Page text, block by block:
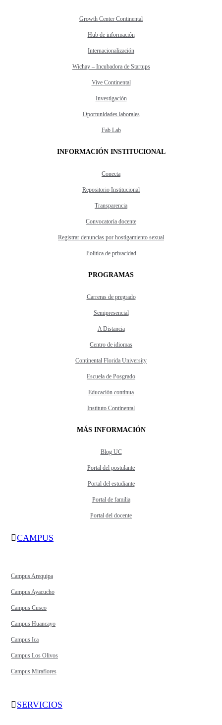
Growth Center Continental
Hub de información
Internacionalización
Wichay – Incubadora de Startups
Vive Continental
Investigación
Oportunidades laborales
Fab Lab
INFORMACIÓN INSTITUCIONAL
Conecta
Repositorio Institucional
Transparencia
Convocatoria docente
Registrar denuncias por hostigamiento sexual
Política de privacidad
PROGRAMAS
Carreras de pregrado
Semipresencial
A Distancia
Centro de idiomas
Continental Florida University
Escuela de Posgrado
Educación continua
Instituto Continental
MÁS INFORMACIÓN
Blog UC
Portal del postulante
Portal del estudiante
Portal de familia
Portal del docente
CAMPUS
Campus Arequipa
Campus Ayacucho
Campus Cusco
Campus Huancayo
Campus Ica
Campus Los Olivos
Campus Miraflores
SERVICIOS